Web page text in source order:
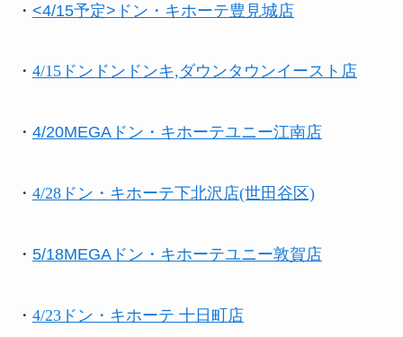
・ <4/15予定>ドン・キホーテ豊見城店
・ 4/15ドンドンドンキ,ダウンタウンイースト店
・ 4/20MEGAドン・キホーテユニー江南店
・ 4/28ドン・キホーテ下北沢店(世田谷区)
・ 5/18MEGAドン・キホーテユニー敦賀店
・ 4/23ドン・キホーテ 十日町店